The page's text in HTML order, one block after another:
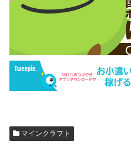
マインクラフト